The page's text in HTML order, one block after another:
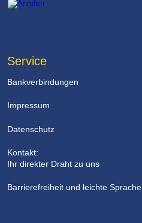
Service
Bankverbindungen
Impressum
Datenschutz
Kontakt:
Ihr direkter Draht zu uns
Barrierefreiheit und leichte Sprache